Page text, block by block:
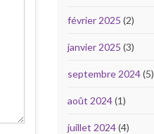
février 2025 (2)
janvier 2025 (3)
septembre 2024(5)
août 2024(1)
juillet 2024(4)